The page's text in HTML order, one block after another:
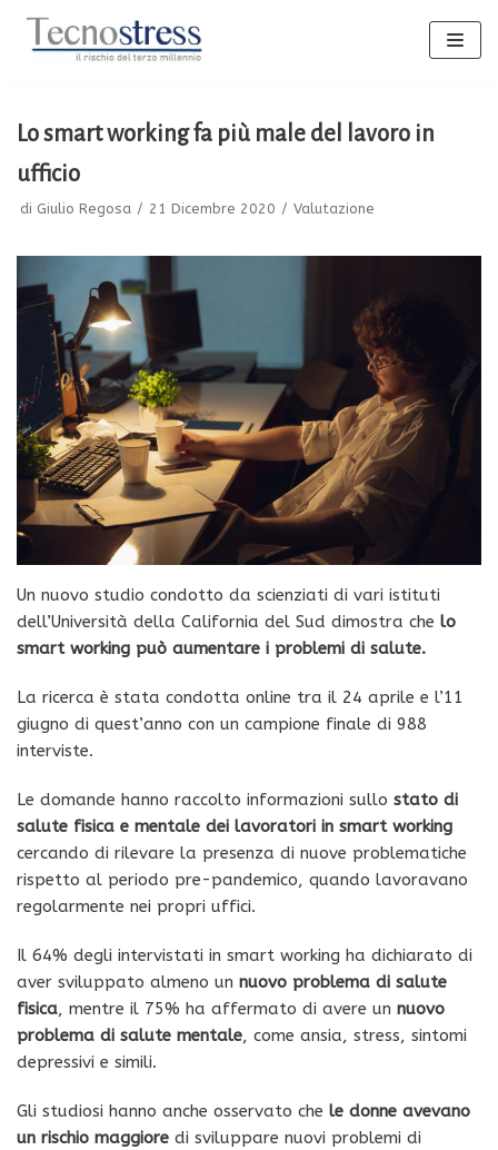
Lo smart working fa più male del lavoro in
ufficio
di Giulio Regosa 21 Dicembre 2020 Valutazione
Un nuovo studio condotto da scienziati di vari istituti
dell’Università della California del Sud dimostra che lo
smart working può aumentare i problemi di salute.
La ricerca è stata condotta online tra il 24 aprile e l’11
giugno di quest’anno con un campione finale di 988
interviste.
Le domande hanno raccolto informazioni sullo stato di
salute fisica e mentale dei lavoratori in smart working
cercando di rilevare la presenza di nuove problematiche
rispetto al periodo pre-pandemico, quando lavoravano
regolarmente nei propri uffici.
Il 64% degli intervistati in smart working ha dichiarato di
aver sviluppato almeno un nuovo problema di salute
fisica, mentre il 75% ha affermato di avere un nuovo
problema di salute mentale, come ansia, stress, sintomi
depressivi e simili.
Gli studiosi hanno anche osservato che le donne avevano
un rischio maggiore di sviluppare nuovi problemi di